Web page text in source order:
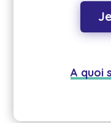
A quoi